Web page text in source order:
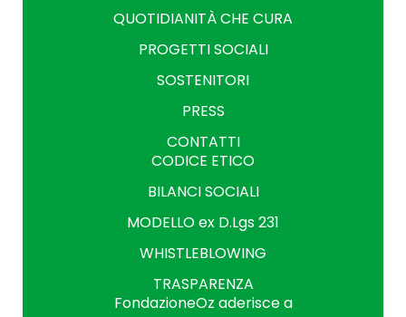
FondazioneOz aderisce a
QUOTIDIANITÀ CHE CURA
PROGETTI SOCIALI
SOSTENITORI
PRESS
CONTATTI
CODICE ETICO
BILANCI SOCIALI
MODELLO ex D.Lgs 231
WHISTLEBLOWING
TRASPARENZA